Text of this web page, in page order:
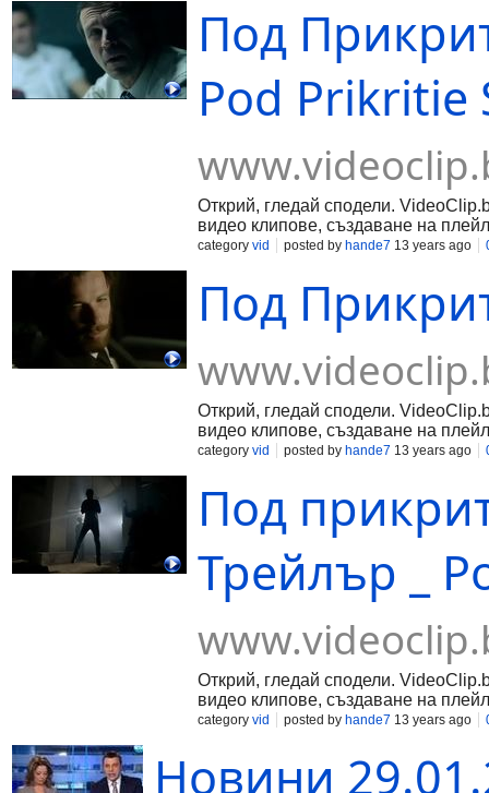
Под
Pod Prikritie
Открий, гледай сподели.
видео клипове, създаване на
category vid posted by hande7 13 years ago
Под
Открий, гледай сподели.
видео клипове, създаване на
category vid posted by hande7 13 years ago
Под
Трейлър _
Открий, гледай сподели.
видео клипове, създаване на
category vid posted by hande7 13 years ago
Новини